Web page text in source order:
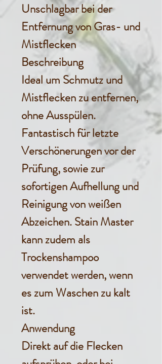
Unschlagbar bei der
Entfernung von Gras- und
Mistflecken
Beschreibung
Ideal um Schmutz und
Mistflecken zu entfernen,
ohne Ausspülen.
Fantastisch für letzte
Verschönerungen vor der
Prüfung, sowie zur
sofortigen Aufhellung und
Reinigung von weißen
Abzeichen. Stain Master
kann zudem als
Trockenshampoo
verwendet werden, wenn
es zum Waschen zu kalt
ist.
Anwendung
Direkt auf die Flecken